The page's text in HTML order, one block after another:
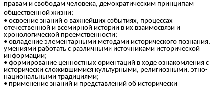
правам и свободам человека, демократическим принципам
общественной жизни;
• освоение знаний о важнейших событиях, процессах
отечественной и всемирной истории в их взаимосвязи и
хронологической преемственности;
• овладение элементарными методами исторического познания,
умениями работать с различными источниками исторической
информации;
• формирование ценностных ориентаций в ходе ознакомления с
исторически сложившимися культурными, религиозными, этно-
национальными традициями;
• применение знаний и представлений об исторически